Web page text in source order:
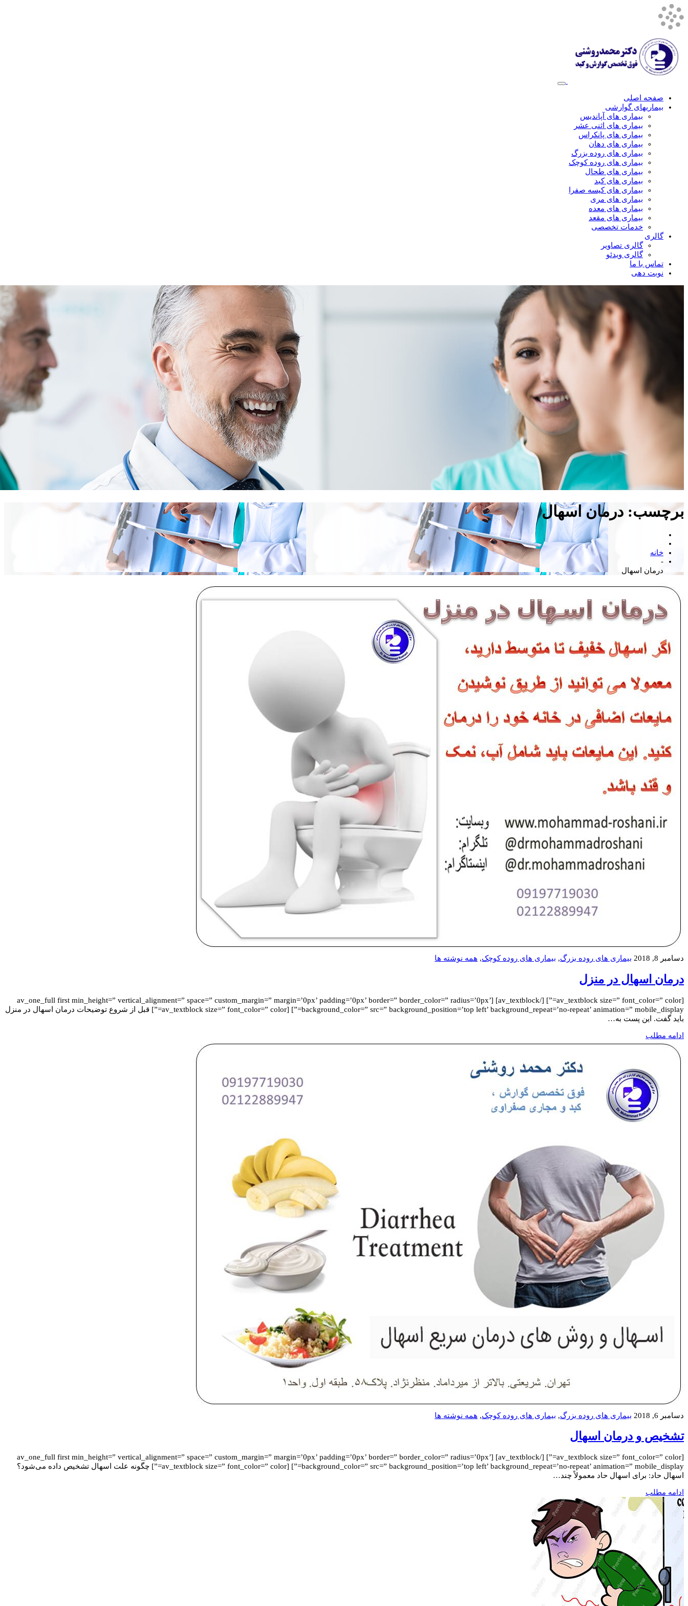
صفحه اصلی
بیماریهای گوارشی
بیماری های آپاندیس
بیماری های اثنی عشر
بیماری های پانکراس
بیماری های دهان
بیماری های روده بزرگ
بیماری های روده کوچک
بیماری های طحال
بیماری های کبد
بیماری های کیسه صفرا
بیماری های مری
بیماری های معده
بیماری های مقعد
خدمات تخصصی
گالری
گالری تصاویر
گالری ویدئو
تماس با ما
نوبت دهی
برچسب: درمان اسهال
خانه
-
درمان اسهال
دسامبر 8, 2018 بیماری های روده بزرگ, بیماری های روده کوچک, همه نوشته ها
درمان اسهال در منزل
[av_textblock size=” font_color=” color=”] [/av_textblock] [av_one_full first min_height=” vertical_alignment=” space=” custom_margin=” margin=’0px’ padding=’0px’ border=” border_color=” radius=’0px’
background_color=” src=” background_position=’top left’ background_repeat=’no-repeat’ animation=” mobile_display=”] [av_textblock size=” font_color=” color=”] قبل از شروع توضیحات درمان اسهال در منزل
باید گفت. این پست به…
ادامه مطلب
دسامبر 6, 2018 بیماری های روده بزرگ, بیماری های روده کوچک, همه نوشته ها
تشخیص و درمان اسهال
[av_textblock size=” font_color=” color=”] [/av_textblock] [av_one_full first min_height=” vertical_alignment=” space=” custom_margin=” margin=’0px’ padding=’0px’ border=” border_color=” radius=’0px’
background_color=” src=” background_position=’top left’ background_repeat=’no-repeat’ animation=” mobile_display=”] [av_textblock size=” font_color=” color=”] چگونه علت اسهال تشخیص داده می‌شود؟
اسهال حاد: برای اسهال حاد معمولاً چند…
ادامه مطلب